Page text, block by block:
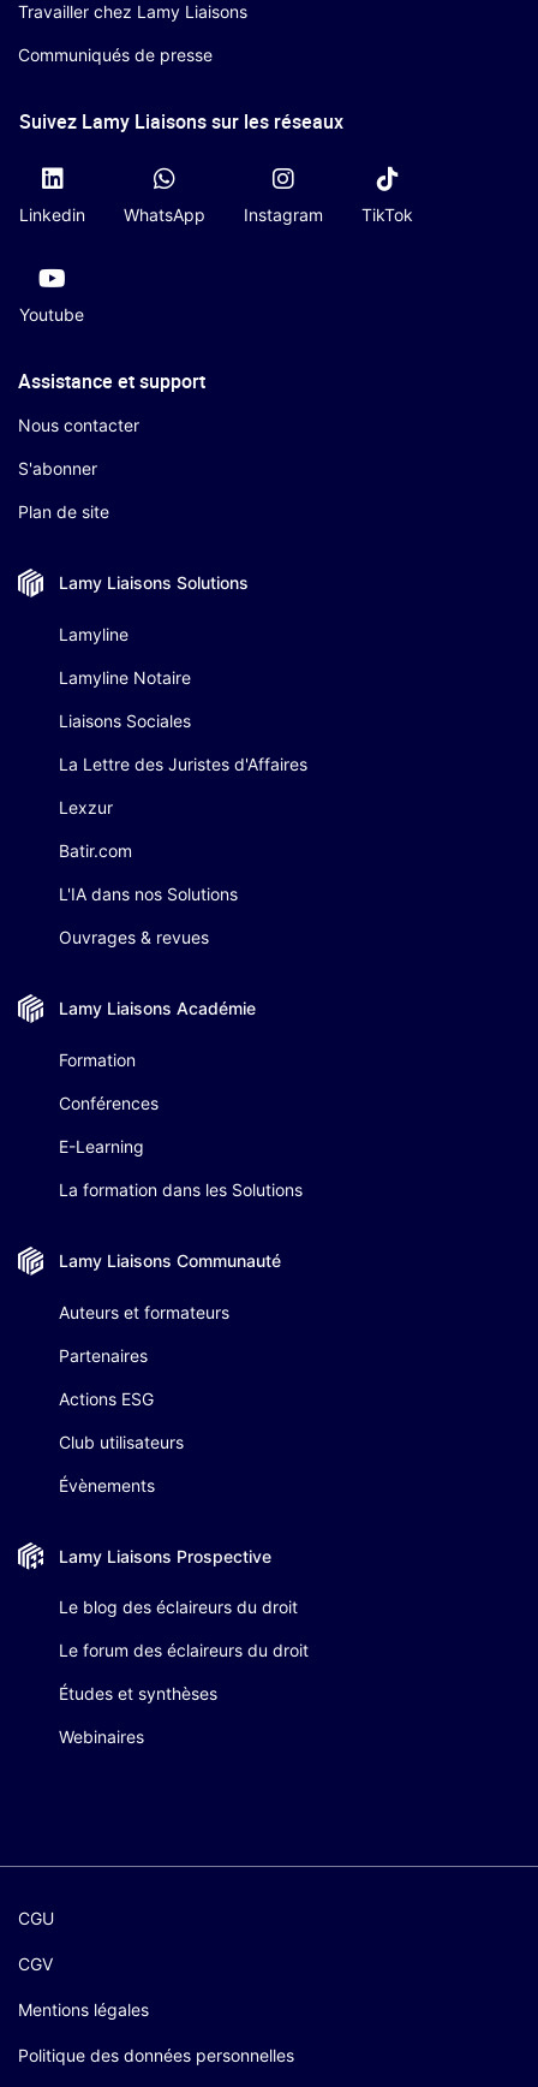
Travailler chez Lamy Liaisons
Communiqués de presse
Suivez Lamy Liaisons sur les réseaux
Linkedin WhatsApp Instagram TikTok
Youtube
Assistance et support
Nous contacter
S'abonner
Plan de site
Lamy Liaisons Solutions
Lamyline
Lamyline Notaire
Liaisons Sociales
La Lettre des Juristes d'Affaires
Lexzur
Batir.com
L'IA dans nos Solutions
Ouvrages & revues
Lamy Liaisons Académie
Formation
Conférences
E-Learning
La formation dans les Solutions
Lamy Liaisons Communauté
Auteurs et formateurs
Partenaires
Actions ESG
Club utilisateurs
Évènements
Lamy Liaisons Prospective
Le blog des éclaireurs du droit
Le forum des éclaireurs du droit
Études et synthèses
Webinaires
CGU
CGV
Mentions légales
Politique des données personnelles